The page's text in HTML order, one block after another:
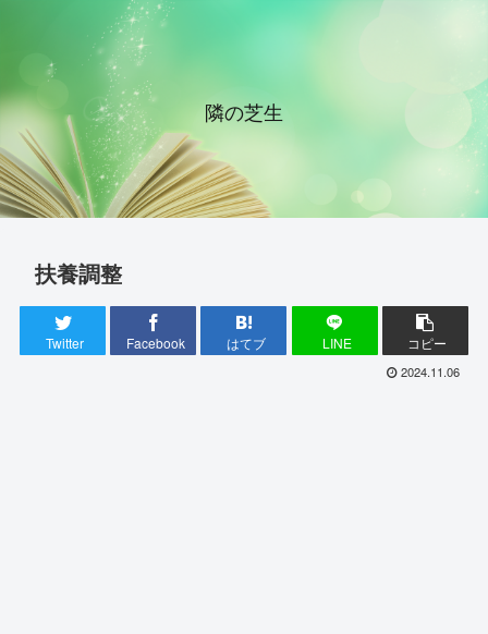
隣の芝生
扶養調整
Twitter Facebook はてブ LINE コピー
2024.11.06